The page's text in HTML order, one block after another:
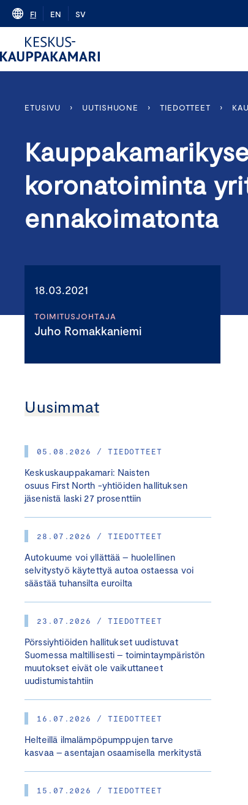
Skip
content
FI EN SV
ETUSIVU › UUTISHUONE › TIEDOTTEET ›
koronatoiminta
ennakoimatonta
18.03.2021
TOIMITUSJOHTAJA
Juho Romakkaniemi
Uusimmat
05.08.2026 / TIEDOTTEET
Keskuskauppakamari: Naisten
osuus First North -yhtiöiden hallituksen
jäsenistä laski 27 prosenttiin
28.07.2026 / TIEDOTTEET
Autokuume voi yllättää – huolellinen
selvitystyö käytettyä autoa ostaessa voi
säästää tuhansilta euroilta
23.07.2026 / TIEDOTTEET
Pörssiyhtiöiden hallitukset uudistuvat
Suomessa maltillisesti – toimintaympäristön
muutokset eivät ole vaikuttaneet
uudistumistahtiin
16.07.2026 / TIEDOTTEET
Helteillä ilmalämpöpumppujen tarve
kasvaa – asentajan osaamisella merkitystä
15.07.2026 / TIEDOTTEET